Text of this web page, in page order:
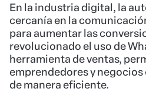
En la industria digital, la
cercanía en la
para aumentar las
revolucionado el uso de
herramienta de ventas,
emprendedores y
de manera eficiente.